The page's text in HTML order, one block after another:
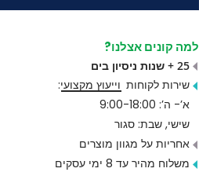
למה קונים אצלנו?
25 + שנות ניסיון בים
שירות לקוחות וייעוץ מקצועי:
א’- ה’: 9:00-18:00
שישי, שבת: סגור
אחריות על מגוון מוצרים
משלוח מהיר עד 8 ימי עסקים